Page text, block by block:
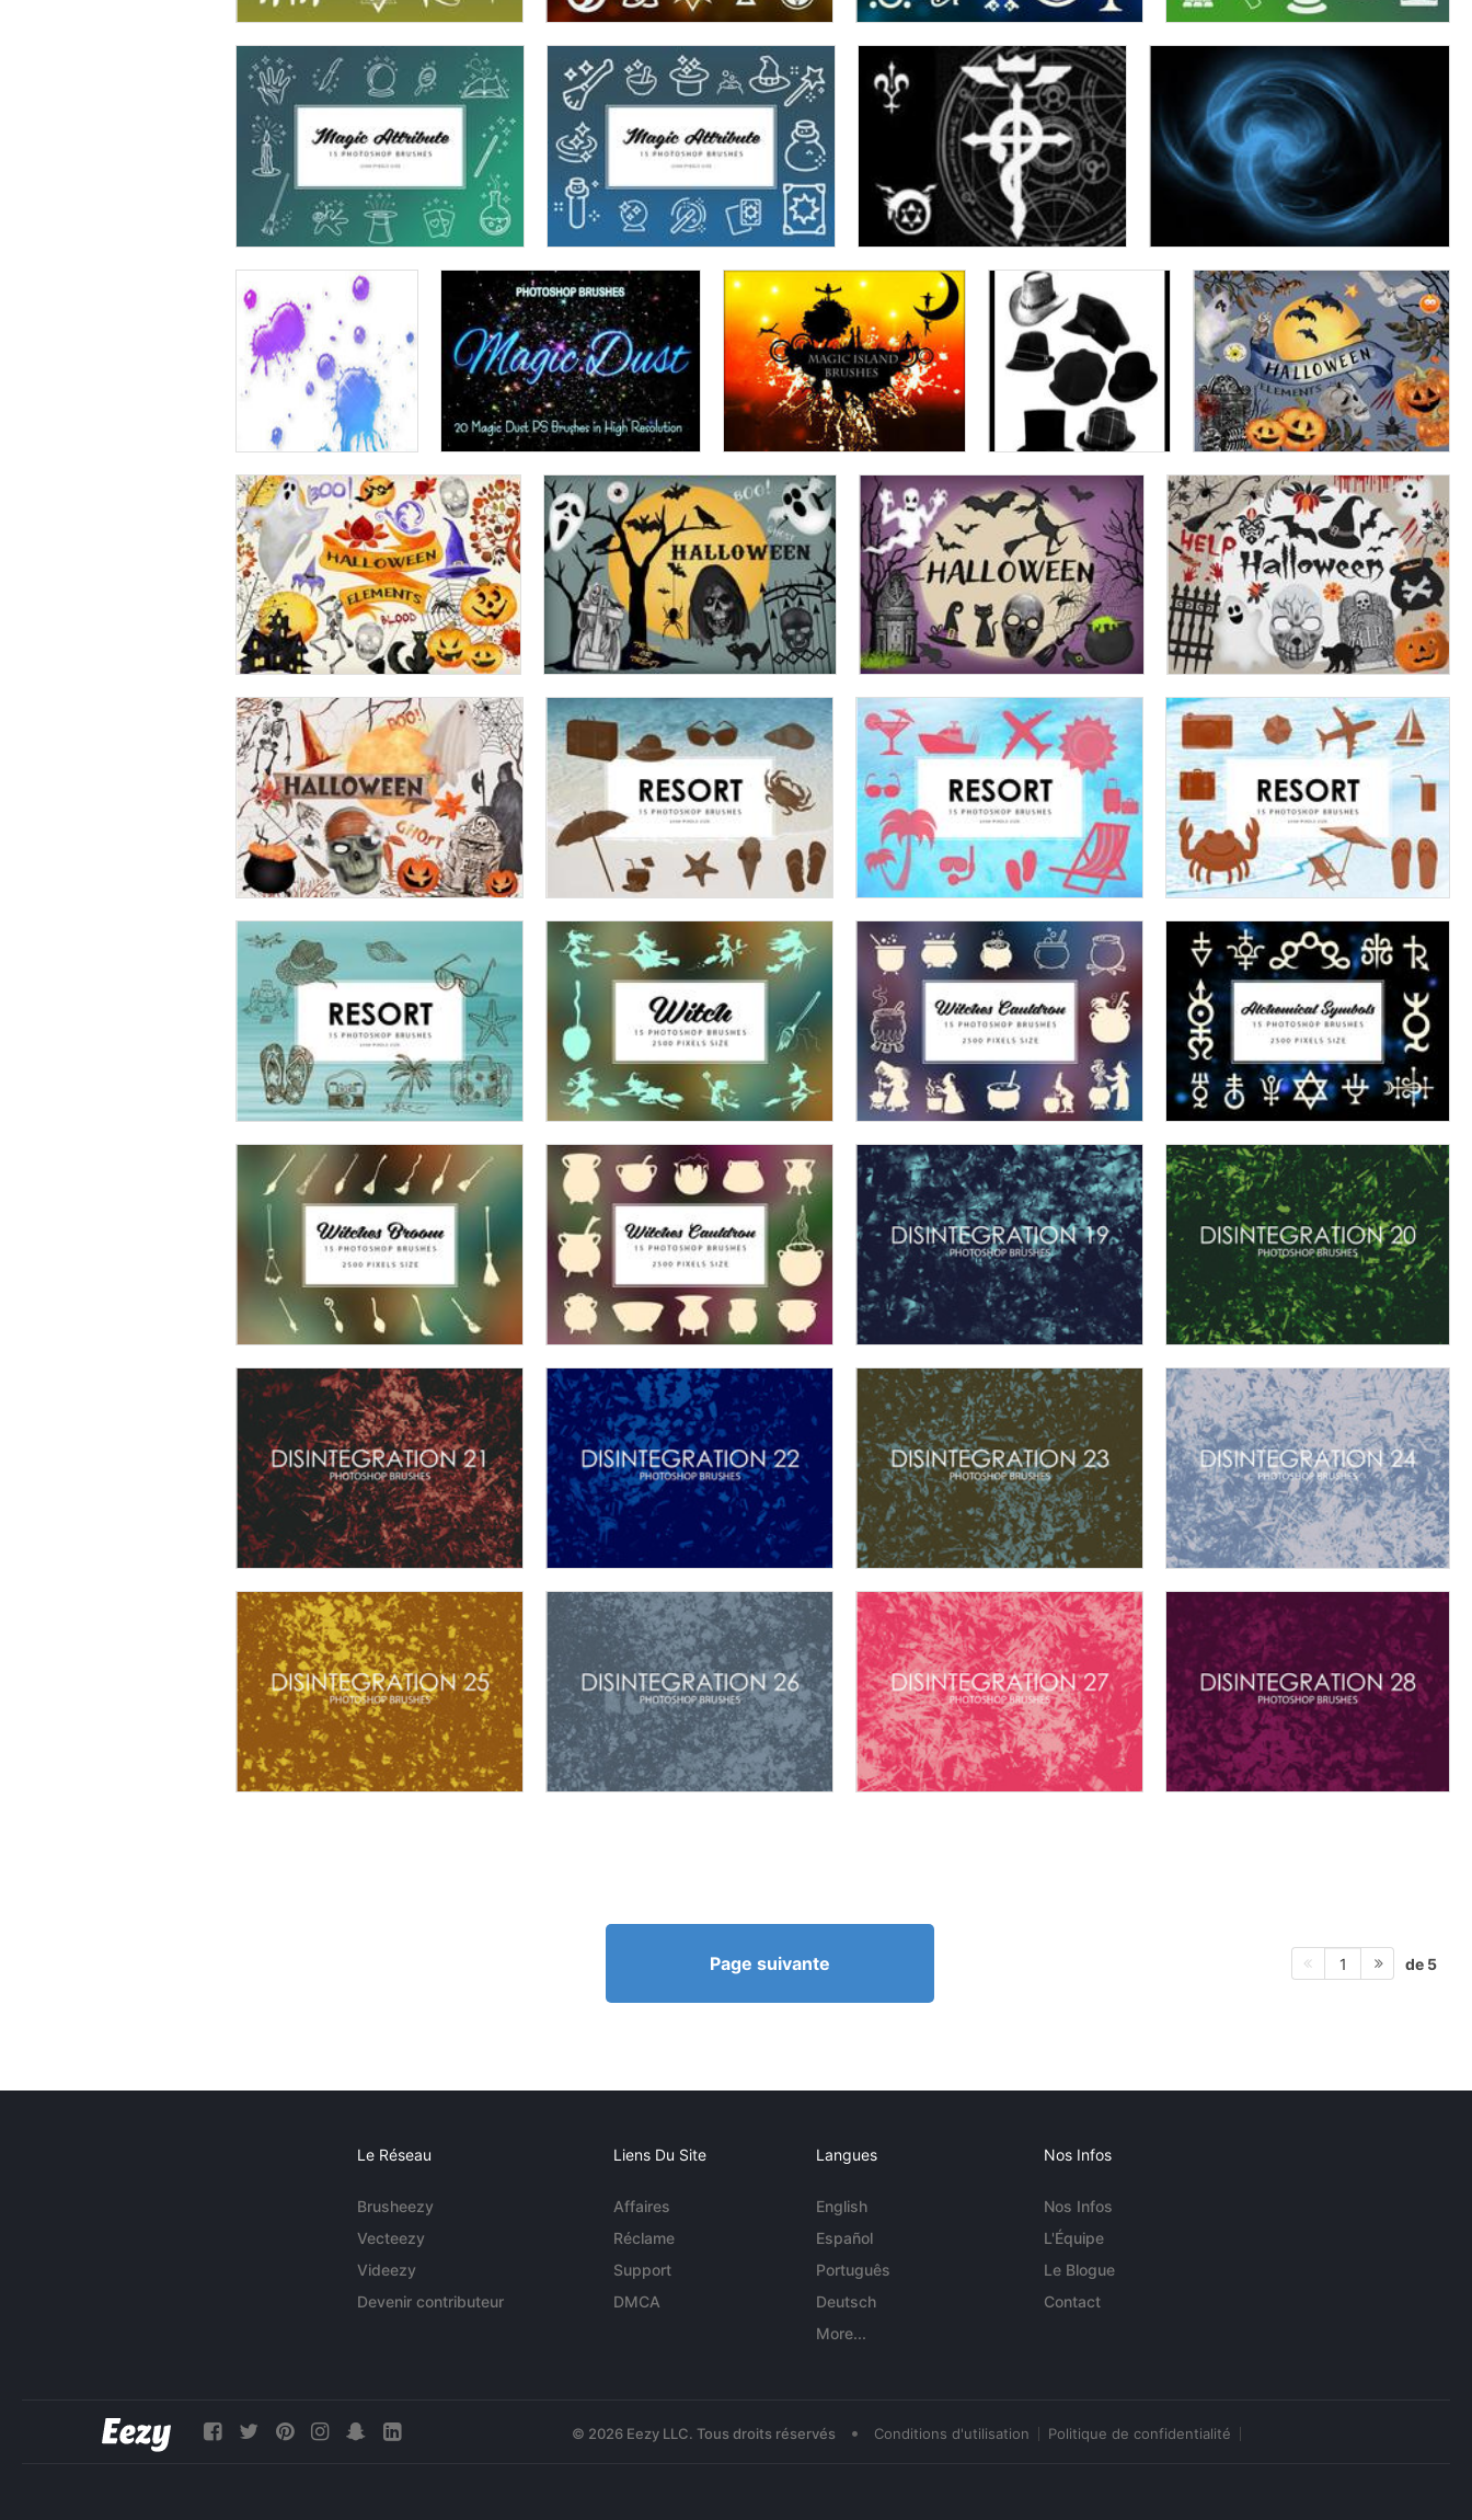
Page suivante 1 de 5
Le Réseau
Brusheezy
Vecteezy
Videezy
Devenir contributeur
Liens Du Site
Affaires
Réclame
Support
DMCA
Langues
English
Español
Português
Deutsch
More...
Nos Infos
Nos Infos
L'Équipe
Le Blogue
Contact
© 2026 Eezy LLC. Tous droits réservés • Conditions d'utilisation Politique de confidentialité